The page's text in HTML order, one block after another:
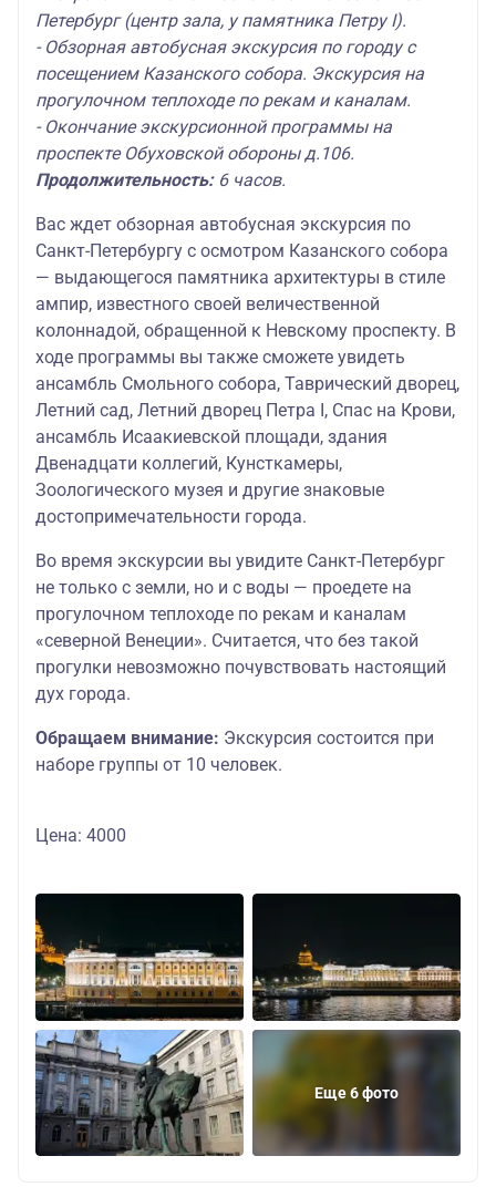
Петербург (центр зала, у памятника Петру I).
- Обзорная автобусная экскурсия по городу с
посещением Казанского собора. Экскурсия на
прогулочном теплоходе по рекам и каналам.
- Окончание экскурсионной программы на
проспекте Обуховской обороны д.106.
Продолжительность: 6 часов.
Вас ждет обзорная автобусная экскурсия по
Санкт-Петербургу с осмотром Казанского собора
— выдающегося памятника архитектуры в стиле
ампир, известного своей величественной
колоннадой, обращенной к Невскому проспекту. В
ходе программы вы также сможете увидеть
ансамбль Смольного собора, Таврический дворец,
Летний сад, Летний дворец Петра I, Спас на Крови,
ансамбль Исаакиевской площади, здания
Двенадцати коллегий, Кунсткамеры,
Зоологического музея и другие знаковые
достопримечательности города.
Во время экскурсии вы увидите Санкт-Петербург
не только с земли, но и с воды — проедете на
прогулочном теплоходе по рекам и каналам
«северной Венеции». Считается, что без такой
прогулки невозможно почувствовать настоящий
дух города.
Обращаем внимание: Экскурсия состоится при
наборе группы от 10 человек.
Цена: 4000
Еще 6 фото